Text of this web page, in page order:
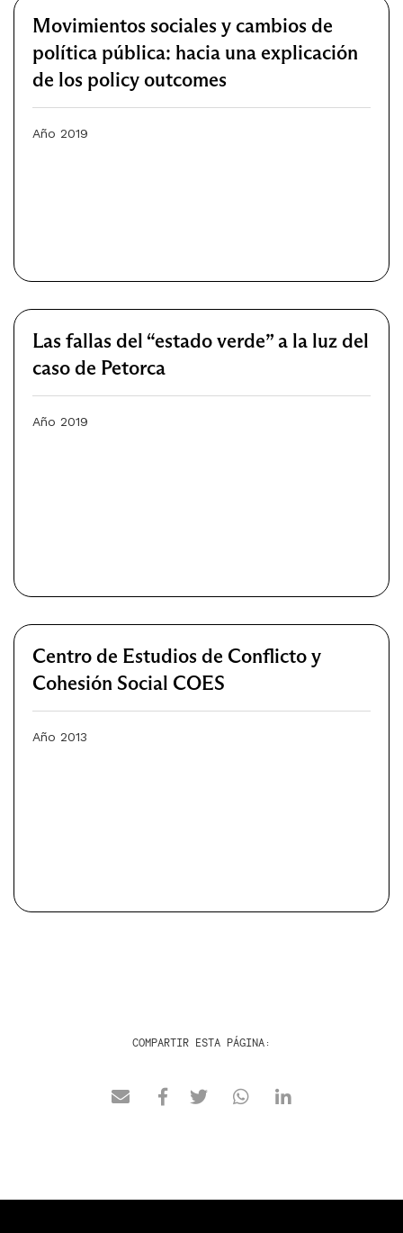
Movimientos sociales y cambios de
política pública: hacia una explicación
de los policy outcomes
Año 2019
Las fallas del “estado verde” a la luz del
caso de Petorca
Año 2019
Centro de Estudios de Conflicto y
Cohesión Social COES
Año 2013
COMPARTIR ESTA PÁGINA: